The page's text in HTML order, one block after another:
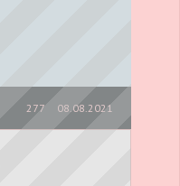
08.08.2021
277